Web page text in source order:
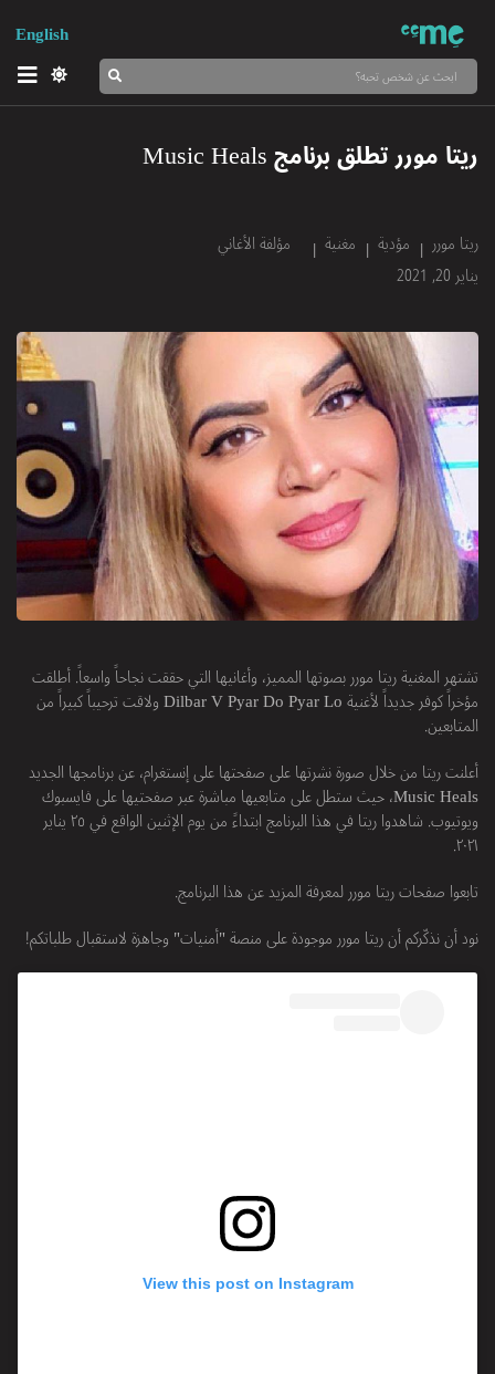
English
ريتا مورر تطلق برنامج Music Heals
ريتا مورر مؤدية مغنية
مؤلفة الأغاني
يناير 20, 2021
تشتهر المغنية ريتا مورر بصوتها المميز، وأغانيها التي حققت نجاحاً واسعاً. أطلقت
مؤخراً كوفر جديداً لأغنية Dilbar V Pyar Do Pyar Lo ولاقت ترحيباً كبيراً من
المتابعين.
أعلنت ريتا من خلال صورة نشرتها على صفحتها على إنستغرام، عن برنامجها الجديد
Music Heals، حيث ستطل على متابعيها مباشرة عبر صفحتيها على فايسبوك
ويوتيوب. شاهدوا ريتا في هذا البرنامج ابتداءً من يوم الإثنين الواقع في ٢٥ يناير
٢٠٢١.
تابعوا صفحات ريتا مورر لمعرفة المزيد عن هذا البرنامج.
نود أن نذكّركم أن ريتا مورر موجودة على منصة "أمنيات" وجاهزة لاستقبال طلباتكم!
View this post on Instagram